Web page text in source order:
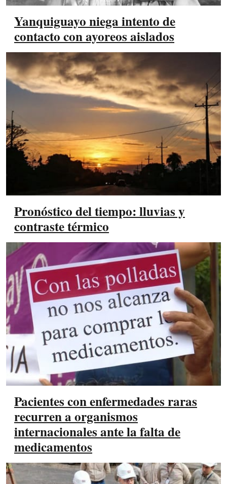
Yanquiguayo niega intento de
contacto con ayoreos aislados
Pronóstico del tiempo: lluvias y
contraste térmico
Pacientes con enfermedades raras
recurren a organismos
internacionales ante la falta de
medicamentos